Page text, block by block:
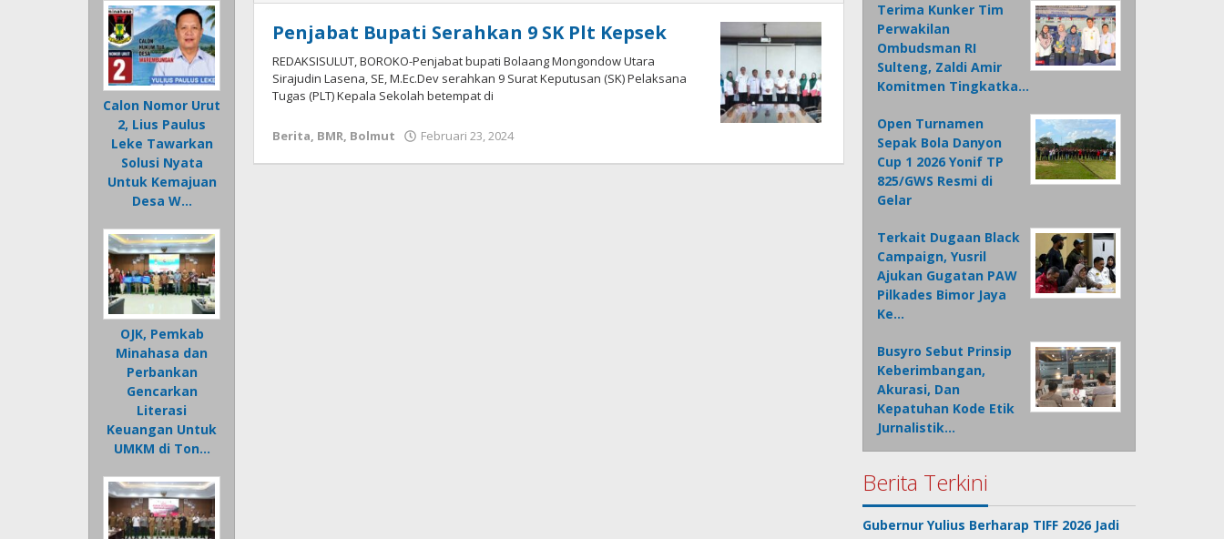
Calon Nomor Urut
2, Lius Paulus
Leke Tawarkan
Solusi Nyata
Untuk Kemajuan
Desa W…
OJK, Pemkab
Minahasa dan
Perbankan
Gencarkan
Literasi
Keuangan Untuk
UMKM di Ton…
Penjabat Bupati Serahkan 9 SK Plt Kepsek
REDAKSISULUT, BOROKO-Penjabat bupati Bolaang Mongondow Utara
Sirajudin Lasena, SE, M.Ec.Dev serahkan 9 Surat Keputusan (SK) Pelaksana
Tugas (PLT) Kepala Sekolah betempat di
Berita, BMR, Bolmut Februari 23, 2024
Terima Kunker Tim
Perwakilan
Ombudsman RI
Sulteng, Zaldi Amir
Komitmen Tingkatka…
Open Turnamen
Sepak Bola Danyon
Cup 1 2026 Yonif TP
825/GWS Resmi di
Gelar
Terkait Dugaan Black
Campaign, Yusril
Ajukan Gugatan PAW
Pilkades Bimor Jaya
Ke…
Busyro Sebut Prinsip
Keberimbangan,
Akurasi, Dan
Kepatuhan Kode Etik
Jurnalistik…
Berita Terkini
Gubernur Yulius Berharap TIFF 2026 Jadi